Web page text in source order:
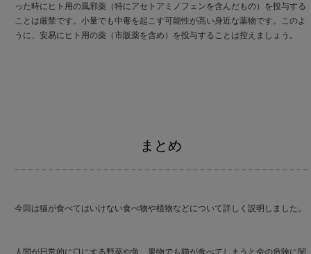
った時にヒト用の風邪薬（特にアセトアミノフェンを含んだもの）を投与する
ことは厳禁です。小量でも中毒を起こす可能性が高い身近な薬物です。このよ
うに、安易にヒト用の薬（市販薬を含め）を投与することは控えましょう。
まとめ
今回は猫が食べてはいけない食べ物や植物などについて詳しく説明しました。
人間が日常的に口にする野菜や魚、果物でも猫が食べてしまうと命の危険に関